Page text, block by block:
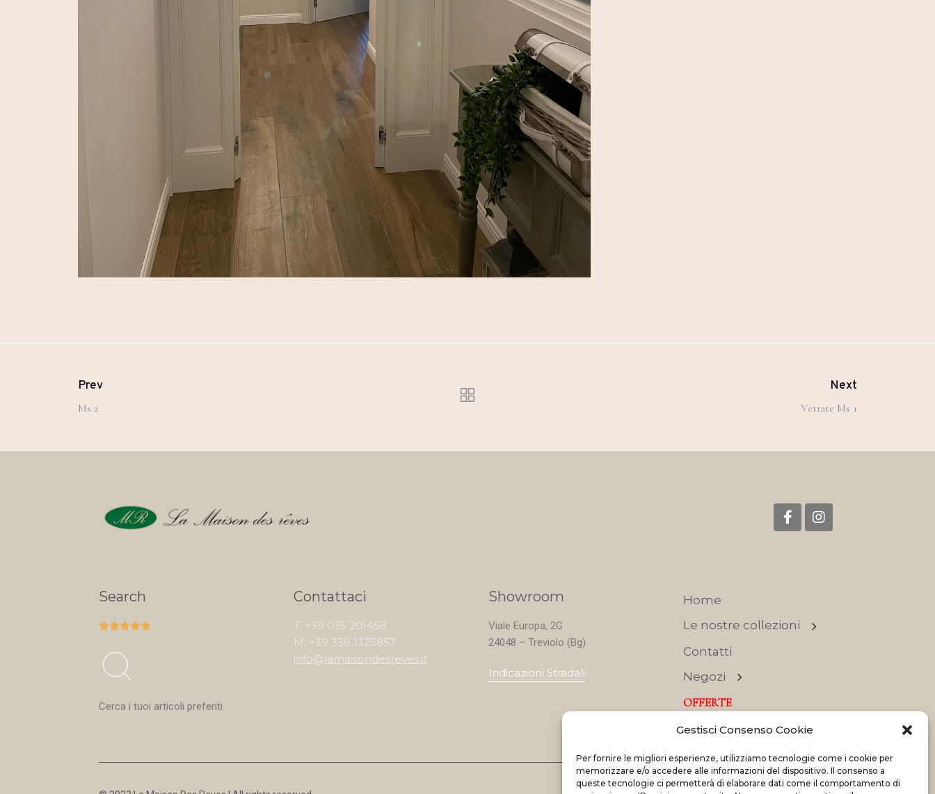
Gestisci Consenso Cookie
Per fornire le migliori esperienze, utilizziamo tecnologie come i cookie per
memorizzare e/o accedere alle informazioni del dispositivo. Il consenso a
queste tecnologie ci permetterà di elaborare dati come il comportamento di
Prev
Ms 2
Next
Vetrate Ms 1
Search

Cerca i tuoi articoli preferiti.
Contattaci
T: +39 035 201458
M: +39 338 1325853
info@lamaisondesreves.it
Showroom
Viale Europa, 2G
24048 – Treviolo (Bg)
Indicazioni Stradali
Home
Le nostre collezioni
Contatti
Negozi
OFFERTE